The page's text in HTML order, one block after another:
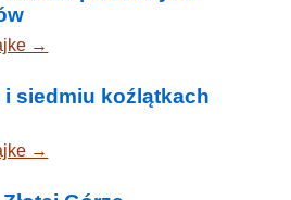
→
i siedmiu koźlątkach
→